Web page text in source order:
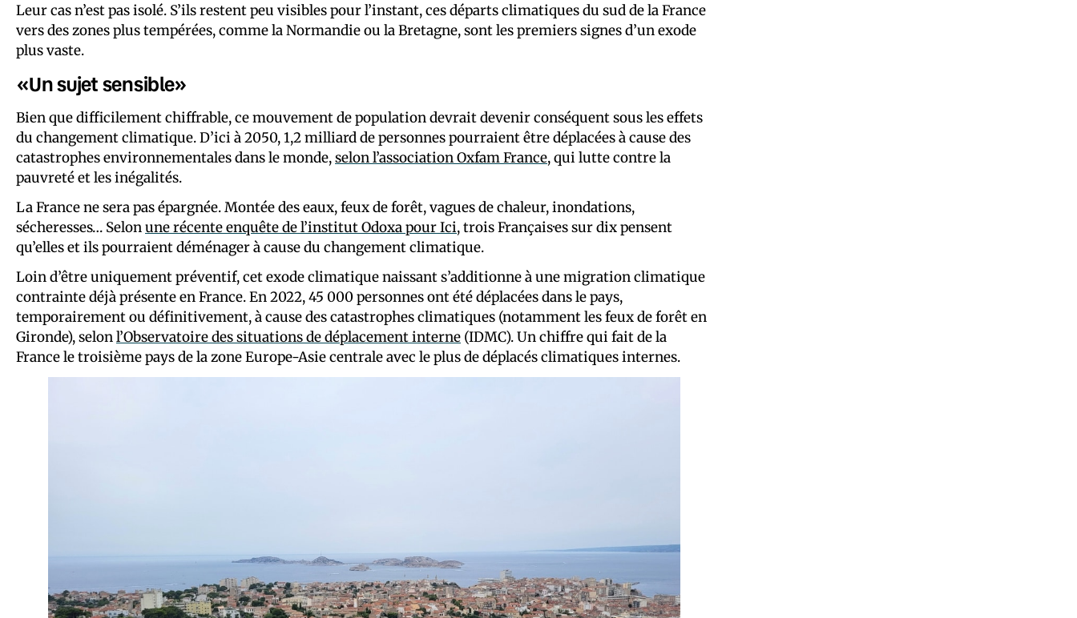
Leur cas n’est pas isolé. S’ils restent peu visibles pour l’instant, ces départs climatiques du sud de la France
vers des zones plus tempérées, comme la Normandie ou la Bretagne, sont les premiers signes d’un exode
plus vaste.
«Un sujet sensible»
Bien que difficilement chiffrable, ce mouvement de population devrait devenir conséquent sous les effets
du changement climatique. D’ici à 2050, 1,2 milliard de personnes pourraient être déplacées à cause des
catastrophes environnementales dans le monde,selon l’association Oxfam France, qui lutte contre la
pauvreté et les inégalités.
La France ne sera pas épargnée. Montée des eaux, feux de forêt, vagues de chaleur, inondations,
sécheresses… Selonune récente enquête de l’institut Odoxa pour Ici, trois Français·es sur dix pensent
qu’elles et ils pourraient déménager à cause du changement climatique.
Loin d’être uniquement préventif, cet exode climatique naissant s’additionne à une migration climatique
contrainte déjà présente en France. En 2022, 45 000 personnes ont été déplacées dans le pays,
temporairement ou définitivement, à cause des catastrophes climatiques (notamment les feux de forêt en
Gironde), selonl’Observatoire des situations de déplacement interne (IDMC). Un chiffre qui fait de la
France le troisième pays de la zone Europe-Asie centrale avec le plus de déplacés climatiques internes.